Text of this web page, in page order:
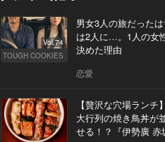
Vol.74
TOUGH COOKIES
男女3人の旅だった
は2人に…。1人の女
決めた理由
恋愛
【贅沢な穴場ランチ
大行列の焼き鳥丼が
せる！？『伊勢廣 赤